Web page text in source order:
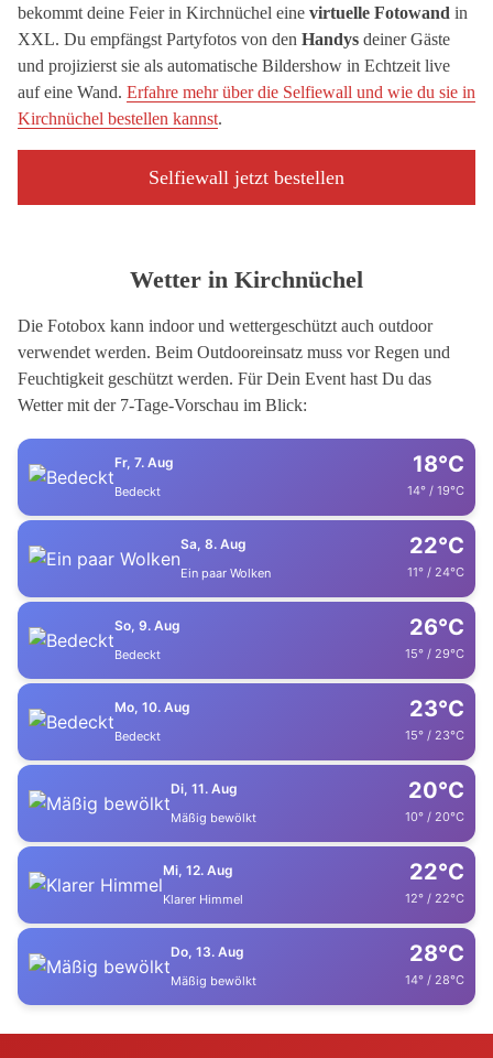
bekommt deine Feier in Kirchnüchel eine virtuelle Fotowand in
XXL. Du empfängst Partyfotos von den Handys deiner Gäste
und projizierst sie als automatische Bildershow in Echtzeit live
auf eine Wand. Erfahre mehr über die Selfiewall und wie du sie in
Kirchnüchel bestellen kannst.
Selfiewall jetzt bestellen
Wetter in Kirchnüchel
Die Fotobox kann indoor und wettergeschützt auch outdoor
verwendet werden. Beim Outdooreinsatz muss vor Regen und
Feuchtigkeit geschützt werden. Für Dein Event hast Du das
Wetter mit der 7-Tage-Vorschau im Blick:
Fr, 7. Aug
Bedeckt
18°C
14° / 19°C
Sa, 8. Aug
Ein paar Wolken
22°C
11° / 24°C
So, 9. Aug
Bedeckt
26°C
15° / 29°C
Mo, 10. Aug
Bedeckt
23°C
15° / 23°C
Di, 11. Aug
Mäßig bewölkt
20°C
10° / 20°C
Mi, 12. Aug
Klarer Himmel
22°C
12° / 22°C
Do, 13. Aug
Mäßig bewölkt
28°C
14° / 28°C